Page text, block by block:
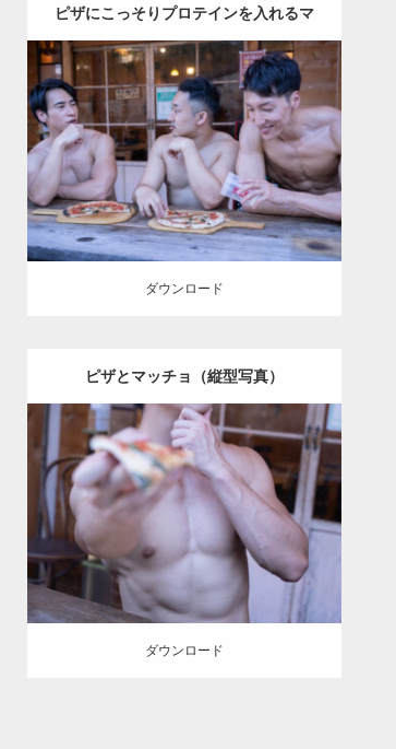
ピザにこっそりプロテインを入れるマ
ッチョ
Update: 2025.12.31
Category:ピザ屋のマッチョ（方南町）
kaichan SOSUKE 外資系筋肉
AKIHITO(細マッチョ) こっそりプロテ
イン 方南町（東京）
ダウンロード
ダウンロード
ピザとマッチョ（縦型写真）
Update:2024.06.7
Category:ピザ屋のマッチョ（方南町）
kaichan
SOSUKE 大胸筋
方南町（東
ダウンロード
ダウンロード